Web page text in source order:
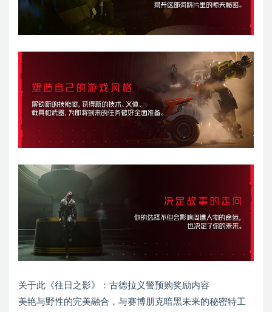
关于此《往日之影》：古德拉义警预购奖励内容
美艳与野性的完美融合，与赛博朋克暗黑未来的秘密特工